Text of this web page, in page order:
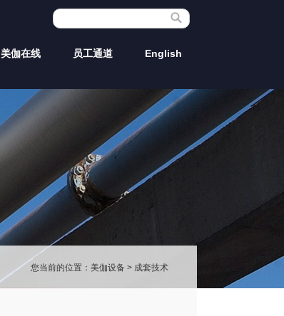
美伽在线 员工通道 English
您当前的位置： 美伽设备 > 成套技术